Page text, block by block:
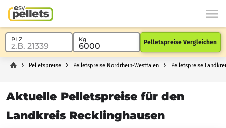
Pelletspreise Vergleichen
Pelletspreise Pelletspreise Nordrhein-Westfalen Pelletspreise
Aktuelle Pelletspreise für den
Landkreis Recklinghausen